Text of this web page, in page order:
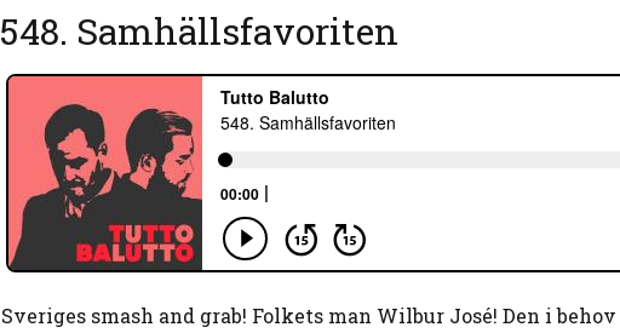
Tutto Balutto
Never Forget
548. Samhällsfavoriten
Sveriges smash and grab! Folkets man Wilbur José! Den i